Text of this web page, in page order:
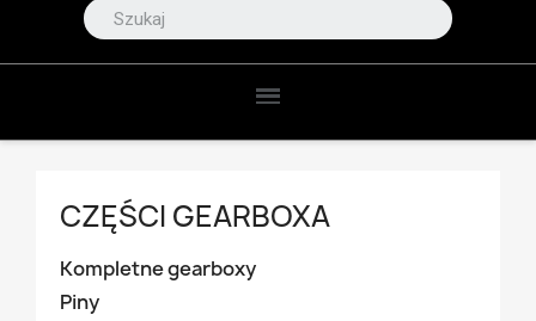
CZĘŚCI GEARBOXA
Kompletne gearboxy
Piny